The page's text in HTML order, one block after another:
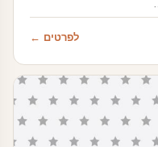
לפרטים ←